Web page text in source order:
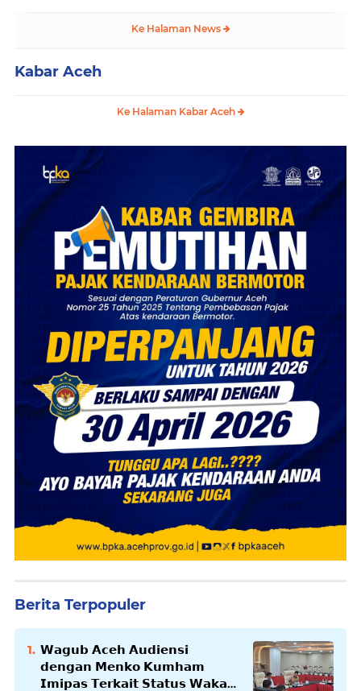
Ke Halaman News
Kabar Aceh
Ke Halaman Kabar Aceh
Berita Terpopuler
𝗪𝗮𝗴𝘂𝗯 𝗔𝗰𝗲𝗵 𝗔𝘂𝗱𝗶𝗲𝗻𝘀𝗶
𝗱𝗲𝗻𝗴𝗮𝗻 𝗠𝗲𝗻𝗸𝗼 𝗞𝘂𝗺𝗵𝗮𝗺
𝗜𝗺𝗶𝗽𝗮𝘀 𝗧𝗲𝗿𝗸𝗮𝗶𝘁 𝗦𝘁𝗮𝘁𝘂𝘀 𝗪𝗮𝗸𝗮𝗳